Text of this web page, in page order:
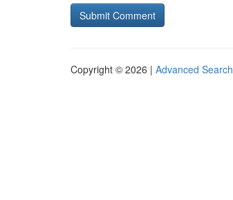
Copyright © 2026 | Advanced Search